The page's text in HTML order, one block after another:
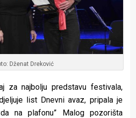
Dženat Dreković
za najbolju predstavu festivala,
list Dnevni avaz, pripala je
na plafonu” Malog pozorišta